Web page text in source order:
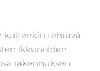
kuitenkin tehtävä
ikkunoiden
rakennuksen